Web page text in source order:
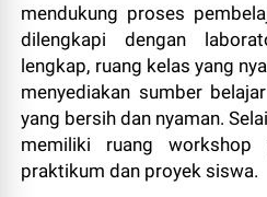
mendukung proses
dilengkapi dengan
lengkap, ruang kelas yang
menyediakan sumber
yang bersih dan nyaman.
memiliki ruang workshop
praktikum dan proyek siswa.